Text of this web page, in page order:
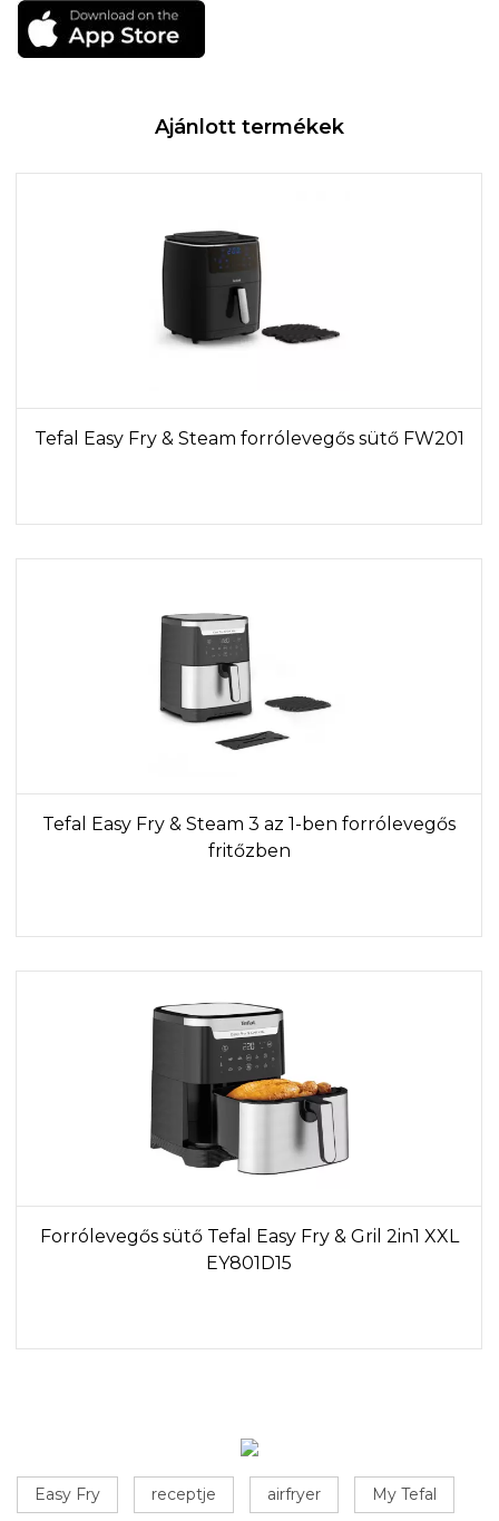
Ajánlott termékek
Tefal Easy Fry & Steam forrólevegős sütő FW201
Tefal Easy Fry & Steam 3 az 1-ben forrólevegős
fritőzben
Forrólevegős sütő Tefal Easy Fry & Gril 2in1 XXL
EY801D15
Easy Fry receptje airfryer My Tefal